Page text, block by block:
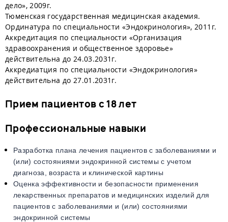
дело», 2009г.
Тюменская государственная медицинская академия.
Ординатура по специальности «Эндокринология», 2011г.
Аккредитация по специальности «Организация
здравоохранения и общественное здоровье»
действительна до 24.03.2031г.
Аккредиатция по специальности «Эндокринология»
действительна до 27.01.2031г.
Прием пациентов с 18 лет
Профессиональные навыки
Разработка плана лечения пациентов с заболеваниями и
(или) состояниями эндокринной системы с учетом
диагноза, возраста и клинической картины
​Оценка эффективности и безопасности применения
лекарственных препаратов и медицинских изделий для
пациентов с заболеваниями и (или) состояниями
эндокринной системы